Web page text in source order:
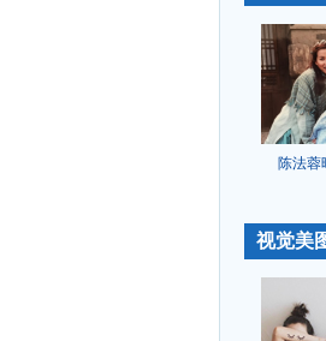
陈法蓉
视觉美